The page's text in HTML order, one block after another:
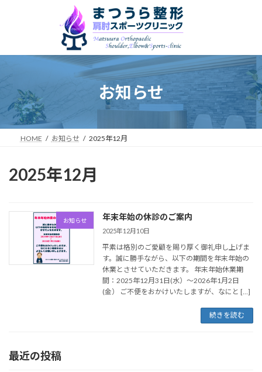
プ
動
お知らせ
HOME お知らせ 2025年12月
2025年12月
お知らせ 年末年始の休診のご案内
2025年12月10日
平素は格別のご愛顧を賜り厚く御礼申し上げま
す。誠に勝手ながら、以下の期間を年末年始の
休業とさせていただきます。 年末年始休業期
間：2025年12月31日(水）～2026年1月2日
(金） ご不便をおかけいたしますが、なにと […]
続きを読む
最近の投稿